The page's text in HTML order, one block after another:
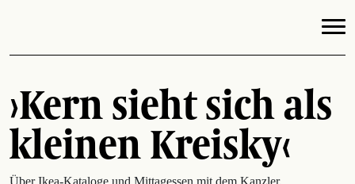
›Kern sieht sich als
kleinen Kreisky‹
Über Ikea-Kataloge und Mittagessen mit dem Kanzler.